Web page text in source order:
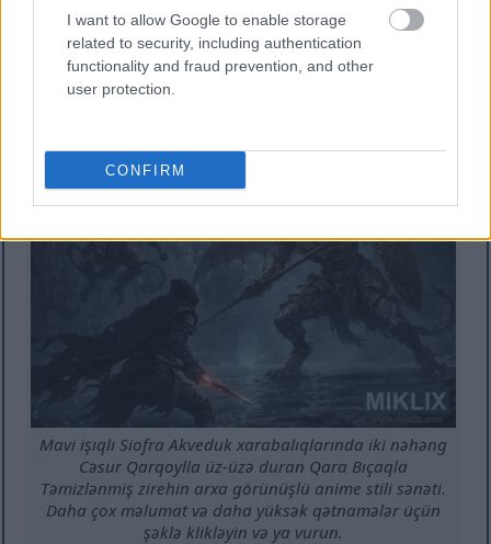
I want to allow Google to enable storage
related to security, including authentication
functionality and fraud prevention, and other
user protection.
CONFIRM
Siofra Akveduk xarabalıqlarında, üzərində ucalan iki
nəhəng Cəsur Qarqoylla qarşılaşan Qara Bıçaqla
Qorxulmuş zirehinin anime üslubunda sənəti.
Daha çox məlumat və daha yüksək qətnamələr üçün
şəklə klikləyin və ya vurun.
Mavi işıqlı Siofra Akveduk xarabalıqlarında iki nəhəng
Cəsur Qarqoylla üz-üzə duran Qara Bıçaqla
Təmizlənmiş zirehin arxa görünüşlü anime stili sənəti.
Daha çox məlumat və daha yüksək qətnamələr üçün
şəklə klikləyin və ya vurun.